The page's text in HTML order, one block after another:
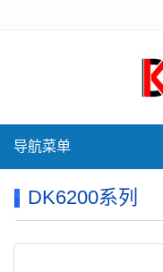
导航菜单
DK6200系列